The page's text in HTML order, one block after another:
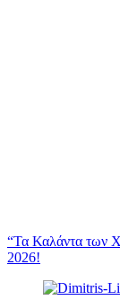
“Τα Καλάντα των
2026!